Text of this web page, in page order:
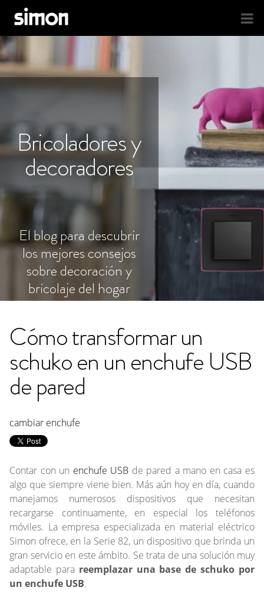
Bricoladores y
decoradores
El blog para descubrir
los mejores consejos
sobre decoración y
bricolaje del hogar
Cómo transformar un
schuko en un enchufe USB
de pared
cambiar enchufe
Contar con un enchufe USB de pared a mano en casa es
algo que siempre viene bien. Más aún hoy en día, cuando
manejamos numerosos dispositivos que necesitan
recargarse continuamente, en especial los teléfonos
móviles. La empresa especializada en material eléctrico
Simon ofrece, en la Serie 82, un dispositivoque brinda un
gran servicio en este ámbito. Se trata de una solución muy
adaptable para reemplazar una base de schuko por
un enchufe USB.